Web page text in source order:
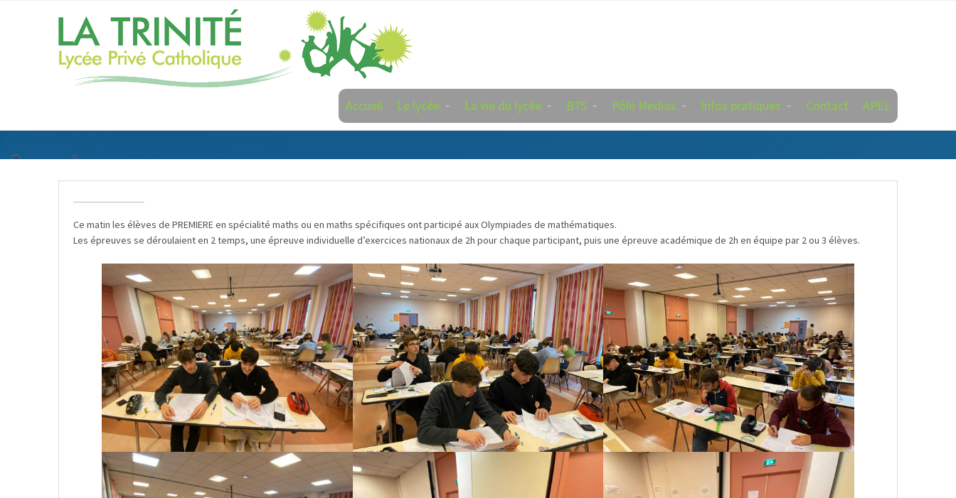
Accueil Le lycée La vie du lycée BTS Pôle Medias Infos pratiques Contact APEL
Ce matin les élèves de PREMIERE en spécialité maths ou en maths spécifiques ont participé aux Olympiades de mathématiques.
Les épreuves se déroulaient en 2 temps, une épreuve individuelle d’exercices nationaux de 2h pour chaque participant, puis une épreuve académique de 2h en équipe par 2 ou 3 élèves.